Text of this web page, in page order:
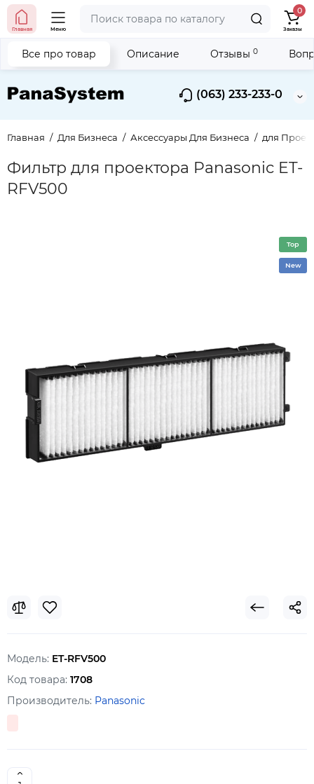
(063) 233-233-0
Главная Меню
0
Заказы
Главная Для Бизнеса Аксессуары Для Бизнеса для
Фильтр для проектора Panasonic ET-
RFV500
Все про товар Описание Отзывы 0
Top
New
Модель: ET-RFV500
Код товара: 1708
Производитель: Panasonic